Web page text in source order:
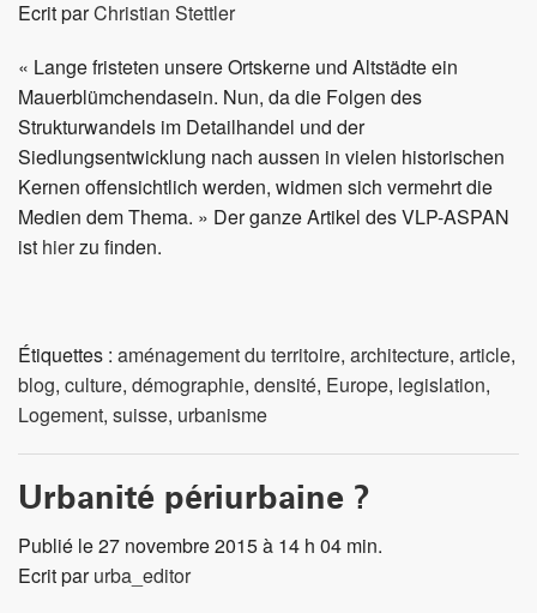
Ecrit parChristian Stettler
« Lange fristeten unsere Ortskerne und Altstädte ein
Mauerblümchendasein. Nun, da die Folgen des
Strukturwandels im Detailhandel und der
Siedlungsentwicklung nach aussen in vielen historischen
Kernen offensichtlich werden, widmen sich vermehrt die
Medien dem Thema. » Der ganze Artikel des VLP-ASPAN
ist hierzu finden.
Étiquettes : aménagement du territoire, architecture, article,
blog, culture, démographie, densité, Europe, legislation,
Logement, suisse, urbanisme
Urbanité périurbaine ?
Publié le 27 novembre 2015 à 14 h 04 min.
Ecrit parurba_editor